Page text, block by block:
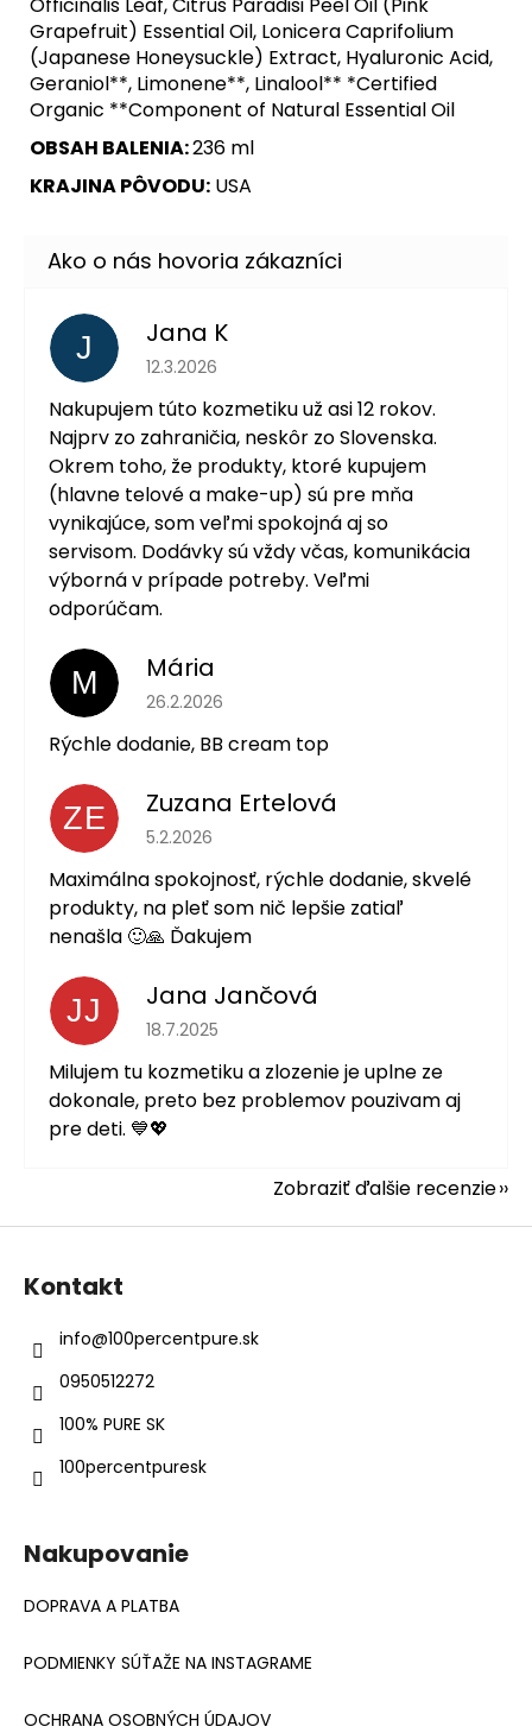
Grapefruit) Essential Oil, Lonicera Caprifolium
(Japanese Honeysuckle) Extract, Hyaluronic Acid,
Geraniol**, Limonene**, Linalool** *Certified
Organic **Component of Natural Essential Oil
OBSAH BALENIA:236 ml
KRAJINA PÔVODU: USA
J Jana K
Hodnotenie obchodu je 5 z 5 hviezdičiek.
12.3.2026
Nakupujem túto kozmetiku už asi 12 rokov.
Najprv zo zahraničia, neskôr zo Slovenska.
Okrem toho, že produkty, ktoré kupujem
(hlavne telové a make-up) sú pre mňa
vynikajúce, som veľmi spokojná aj so
servisom. Dodávky sú vždy včas, komunikácia
výborná v prípade potreby. Veľmi
odporúčam.
M Mária
Hodnotenie obchodu je 5 z 5 hviezdičiek.
26.2.2026
Rýchle dodanie, BB cream top
ZE Zuzana Ertelová
Hodnotenie obchodu je 5 z 5 hviezdičiek.
5.2.2026
Maximálna spokojnosť, rýchle dodanie, skvelé
produkty, na pleť som nič lepšie zatiaľ
nenašla 🙂🙏 Ďakujem
JJ Jana Jančová
Hodnotenie obchodu je 5 z 5 hviezdičiek.
18.7.2025
Milujem tu kozmetiku a zlozenie je uplne ze
dokonale, preto bez problemov pouzivam aj
pre deti. 💙💖
Zobraziť ďalšie recenzie
Z
Kontakt
info@100percentpure.sk
0950512272
100% PURE SK
100percentpuresk
Nakupovanie
DOPRAVA A PLATBA
PODMIENKY SÚŤAŽE NA INSTAGRAME
OCHRANA OSOBNÝCH ÚDAJOV